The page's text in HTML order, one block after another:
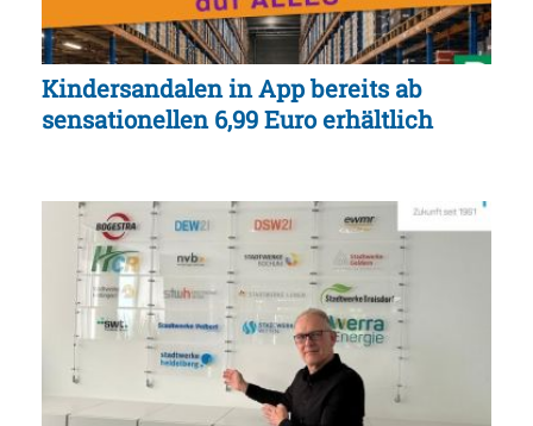
Kindersandalen in App bereits ab
sensationellen 6,99 Euro erhältlich